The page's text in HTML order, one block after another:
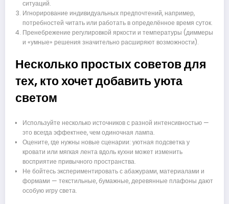
ситуаций.
Игнорирование индивидуальных предпочтений, например,
потребностей читать или работать в определённое время суток.
Пренебрежение регулировкой яркости и температуры (диммеры
и «умные» решения значительно расширяют возможности).
Несколько простых советов для
тех, кто хочет добавить уюта
светом
Используйте несколько источников с разной интенсивностью —
это всегда эффектнее, чем одиночная лампа.
Оцените, где нужны новые сценарии: уютная подсветка у
кровати или мягкая лента вдоль кухни может изменить
восприятие привычного пространства.
Не бойтесь экспериментировать с абажурами, материалами и
формами — текстильные, бумажные, деревянные плафоны дают
особую игру света.